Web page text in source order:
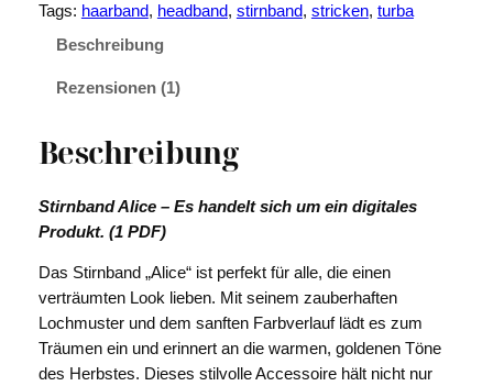
g
l
i
h
e
r
P
r
e
i
e
P
e
i
s
t
:
n
c
e
e
n
g
e
Tags: haarband, headband, stirnband, stricken, turba
Beschreibung
Rezensionen (1)
Beschreibung
Stirnband Alice – Es handelt sich um ein digitales
Produkt. (1 PDF)
Das Stirnband „Alice“ ist perfekt für alle, die einen
verträumten Look lieben. Mit seinem zauberhaften
Lochmuster und dem sanften Farbverlauf lädt es zum
Träumen ein und erinnert an die warmen, goldenen Töne
des Herbstes. Dieses stilvolle Accessoire hält nicht nur